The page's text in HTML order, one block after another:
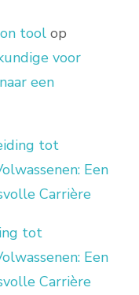
tool op
voor
een
tot
Een
Carrière
tot
Een
Carrière